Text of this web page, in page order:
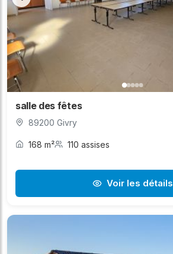
salle des fêtes
89200 Givry
168 m² 110 assises
Voir les détails